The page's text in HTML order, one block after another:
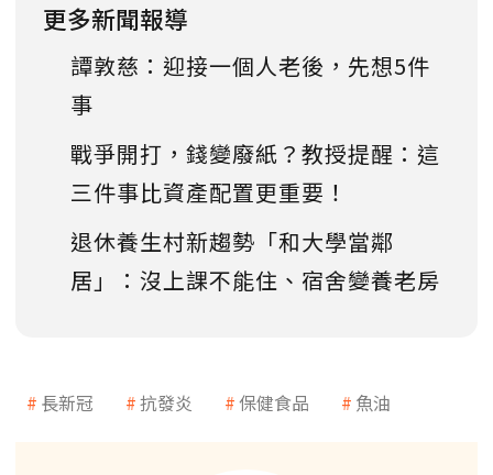
更多新聞報導
譚敦慈：迎接一個人老後，先想5件
事
戰爭開打，錢變廢紙？教授提醒：這
三件事比資產配置更重要！
退休養生村新趨勢「和大學當鄰
居」：沒上課不能住、宿舍變養老房
長新冠 抗發炎 保健食品 魚油